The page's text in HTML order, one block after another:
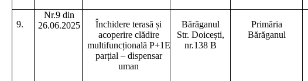
9.
Nr.9 din
26.06.2025
Închidere terasă și
acoperire clădire
multifuncțională P+1E
parțial – dispensar
uman
Bărăganul
Str. Doicești,
nr.138 B
Primăria
Bărăganul